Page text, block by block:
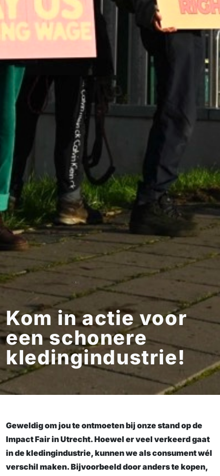
Kom in actie voor
een schonere
kledingindustrie!
Geweldig om jou te ontmoeten bij onze stand op de
Impact Fair in Utrecht. Hoewel er veel verkeerd gaat
in de kledingindustrie, kunnen we als consument wél
verschil maken. Bijvoorbeeld door anders te kopen,